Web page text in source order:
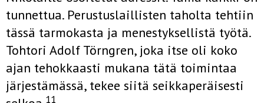
tunnettua. Perustuslaillisten taholta tehtiin
tässä tarmokasta ja menestyksellistä työtä.
Tohtori Adolf Törngren, joka itse oli koko
ajan tehokkaasti mu­kana tätä toimintaa
järjestämässä, tekee siitä seikkaperäisesti
11